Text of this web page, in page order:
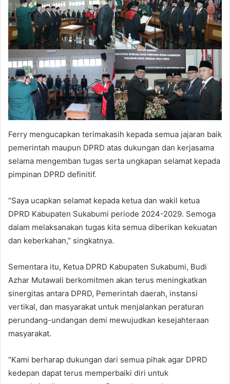
Ferry mengucapkan terimakasih kepada semua jajaran baik
pemerintah maupun DPRD atas dukungan dan kerjasama
selama mengemban tugas serta ungkapan selamat kepada
pimpinan DPRD definitif.
“Saya ucapkan selamat kepada ketua dan wakil ketua
DPRD Kabupaten Sukabumi periode 2024-2029. Semoga
dalam melaksanakan tugas kita semua diberikan kekuatan
dan keberkahan,” singkatnya.
Sementara itu, Ketua DPRD Kabupaten Sukabumi, Budi
Azhar Mutawali berkomitmen akan terus meningkatkan
sinergitas antara DPRD, Pemerintah daerah, instansi
vertikal, dan masyarakat untuk menjalankan peraturan
perundang-undangan demi mewujudkan kesejahteraan
masyarakat.
“Kami berharap dukungan dari semua pihak agar DPRD
kedepan dapat terus memperbaiki diri untuk